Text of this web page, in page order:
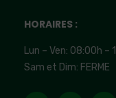
HORAIRES :
Lun – Ven: 08:00h –
Sam et Dim: FERME